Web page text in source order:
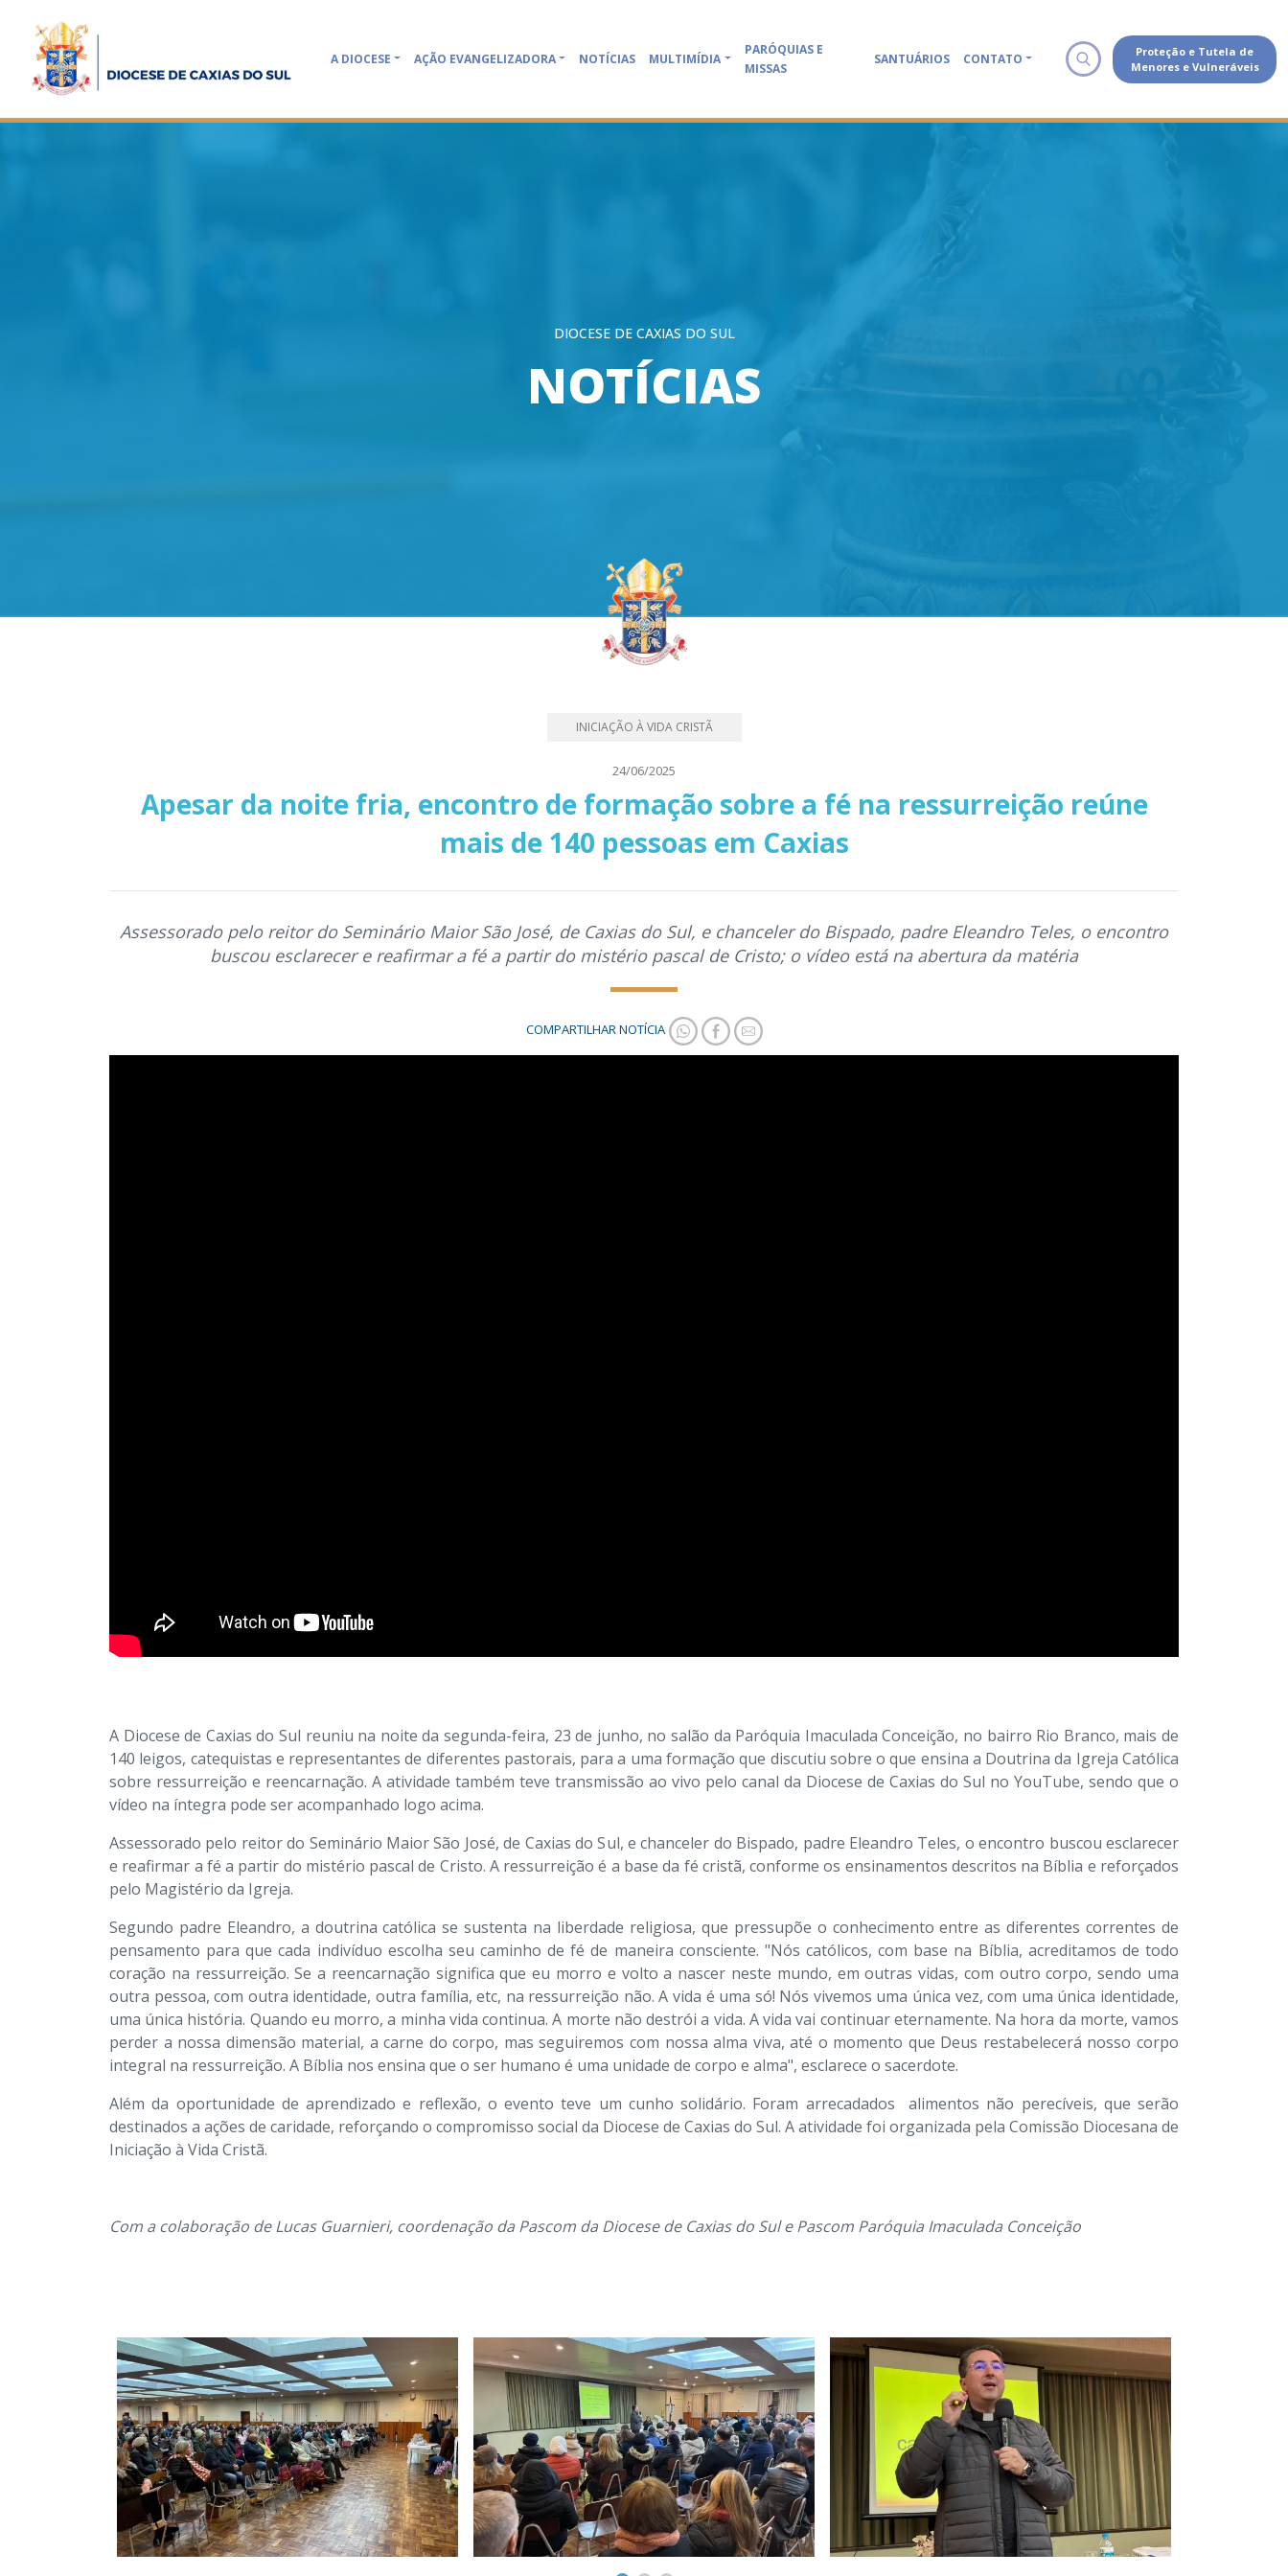
A DIOCESE AÇÃO EVANGELIZADORA NOTÍCIAS MULTIMÍDIA
PARÓQUIAS E
MISSAS
SANTUÁRIOS CONTATO
Proteção e Tutela de
Menores e Vulneráveis
DIOCESE DE CAXIAS DO SUL
NOTÍCIAS
INICIAÇÃO À VIDA CRISTÃ
24/06/2025
Apesar da noite fria, encontro de formação sobre a fé na ressurreição reúne
mais de 140 pessoas em Caxias
Assessorado pelo reitor do Seminário Maior São José, de Caxias do Sul, e chanceler do Bispado, padre Eleandro Teles, o encontro
buscou esclarecer e reafirmar a fé a partir do mistério pascal de Cristo; o vídeo está na abertura da matéria
COMPARTILHAR NOTÍCIA
A Diocese de Caxias do Sul reuniu na noite da segunda-feira, 23 de junho, no salão da Paróquia Imaculada Conceição, no bairro Rio Branco, mais de
140 leigos, catequistas e representantes de diferentes pastorais, para a uma formação que discutiu sobre o que ensina a Doutrina da Igreja Católica
sobre ressurreição e reencarnação. A atividade também teve transmissão ao vivo pelo canal da Diocese de Caxias do Sul no YouTube, sendo que o
vídeo na íntegra pode ser acompanhado logo acima.
Assessorado pelo reitor do Seminário Maior São José, de Caxias do Sul, e chanceler do Bispado, padre Eleandro Teles, o encontro buscou esclarecer
e reafirmar a fé a partir do mistério pascal de Cristo. A ressurreição é a base da fé cristã, conforme os ensinamentos descritos na Bíblia e reforçados
pelo Magistério da Igreja.
Segundo padre Eleandro, a doutrina católica se sustenta na ​liberdade religiosa, que pressupõe o conhecimento entre as diferentes correntes de
pensamento para que cada indivíduo escolha seu caminho de fé de maneira consciente. "Nós católicos, com base na Bíblia, acreditamos de todo
coração na ressurreição. Se a reencarnação significa que eu morro e volto a nascer neste mundo, em outras vidas, com outro corpo, sendo uma
outra pessoa, com outra identidade, outra família, etc, na ressurreição não. A vida é uma só! Nós vivemos uma única vez, com uma única identidade,
uma única história. Quando eu morro, a minha vida continua. A morte não destrói a vida. A vida vai continuar eternamente. Na hora da morte, vamos
perder a nossa dimensão material, a carne do corpo, mas seguiremos com nossa alma viva, até o momento que Deus restabelecerá nosso corpo
integral na ressurreição. A Bíblia nos ensina que o ser humano é uma unidade de corpo e alma", esclarece o sacerdote.
Além da oportunidade de aprendizado e reflexão, o evento t​eve um cunho solidário. ​F​oram arrecadados alimentos não perecíveis, que serão
destinados a ações de caridade, reforçando o compromisso social da Diocese de Caxias do Sul. A atividade foi organizada pela Comissão Diocesana de
Iniciação à Vida Cristã.
Com a colaboração de Lucas Guarnieri, coordenação da Pascom da Diocese de Caxias do Sul e Pascom Paróquia Imaculada Conceição